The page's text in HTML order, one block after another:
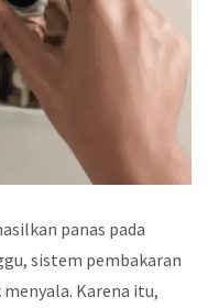
panas pada
sistem pembakaran
Karena itu,